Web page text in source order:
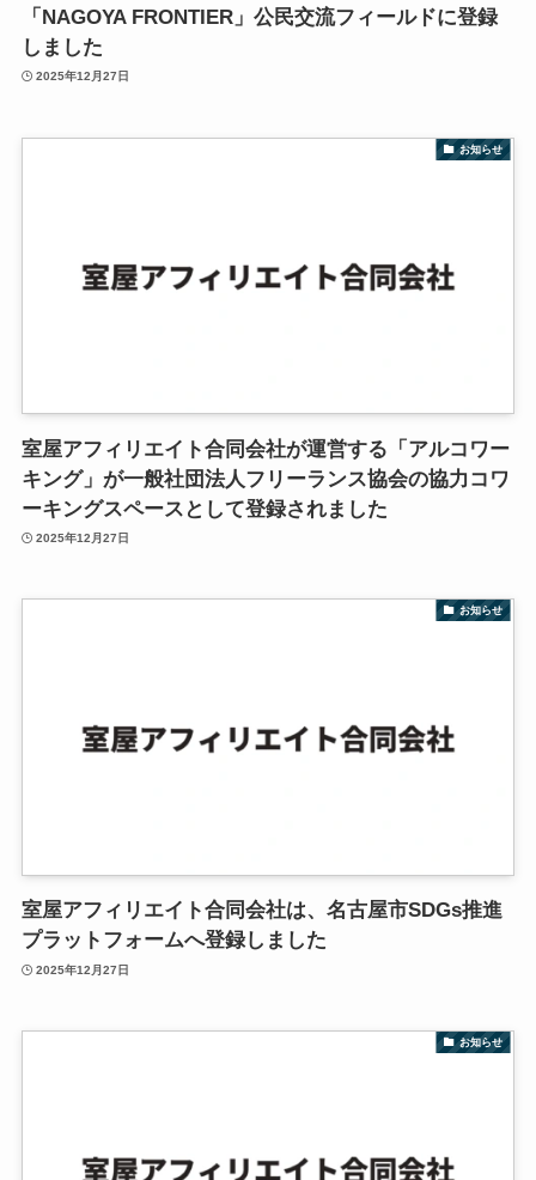
「NAGOYA FRONTIER」公民交流フィールドに登録
しました
2025年12月27日
お知らせ
室屋アフィリエイト合同会社が運営する「アルコワー
キング」が一般社団法人フリーランス協会の協力コワ
ーキングスペースとして登録されました
2025年12月27日
お知らせ
室屋アフィリエイト合同会社は、名古屋市SDGs推進
プラットフォームへ登録しました
2025年12月27日
お知らせ